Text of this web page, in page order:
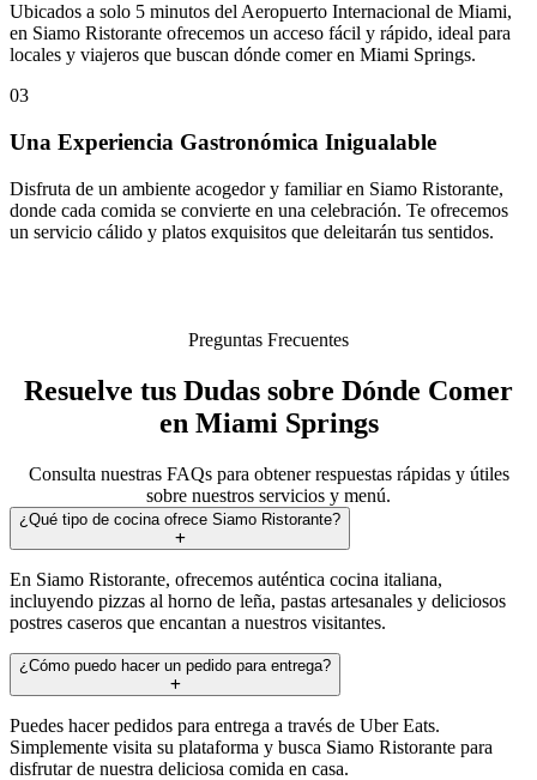
Ubicados a solo 5 minutos del Aeropuerto Internacional de Miami,
en Siamo Ristorante ofrecemos un acceso fácil y rápido, ideal para
locales y viajeros que buscan dónde comer en Miami Springs.
03
Una Experiencia Gastronómica Inigualable
Disfruta de un ambiente acogedor y familiar en Siamo Ristorante,
donde cada comida se convierte en una celebración. Te ofrecemos
un servicio cálido y platos exquisitos que deleitarán tus sentidos.
Preguntas Frecuentes
Resuelve tus Dudas sobre Dónde Comer
en Miami Springs
Consulta nuestras FAQs para obtener respuestas rápidas y útiles
sobre nuestros servicios y menú.
¿Qué tipo de cocina ofrece Siamo Ristorante?
En Siamo Ristorante, ofrecemos auténtica cocina italiana,
incluyendo pizzas al horno de leña, pastas artesanales y deliciosos
postres caseros que encantan a nuestros visitantes.
¿Cómo puedo hacer un pedido para entrega?
Puedes hacer pedidos para entrega a través de Uber Eats.
Simplemente visita su plataforma y busca Siamo Ristorante para
disfrutar de nuestra deliciosa comida en casa.